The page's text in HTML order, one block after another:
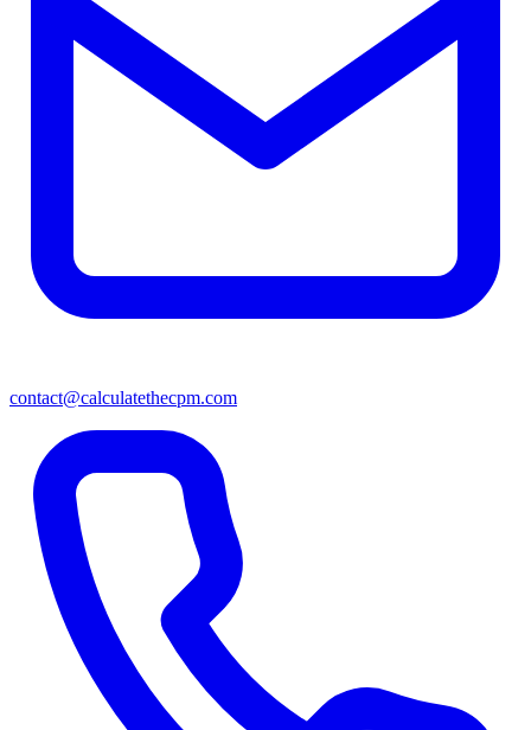
contact@calculatethecpm.com